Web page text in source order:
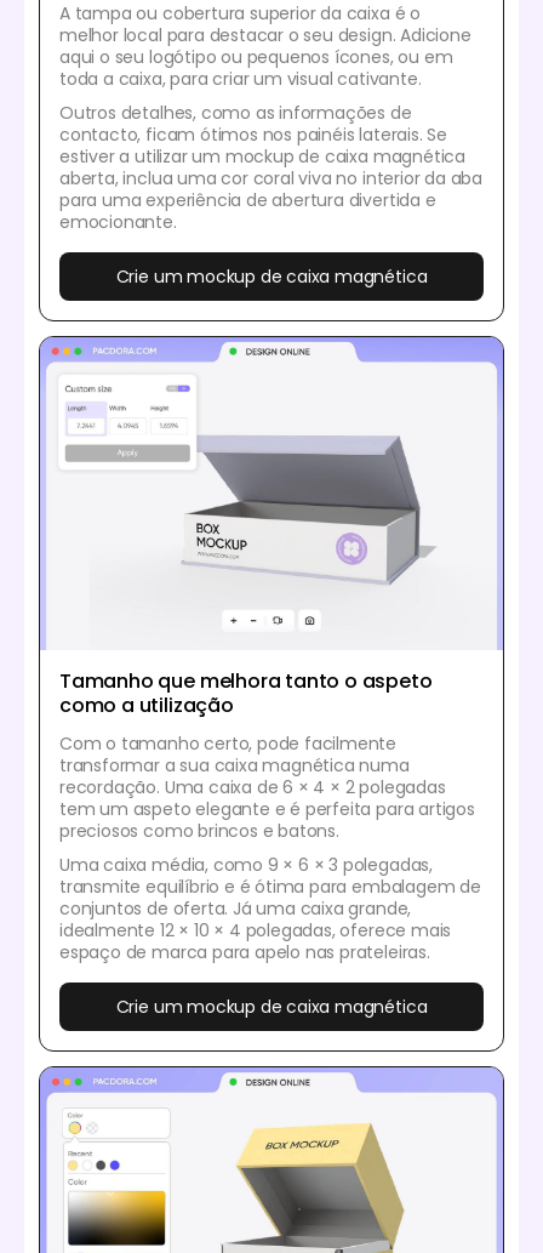
A tampa ou cobertura superior da caixa é o
melhor local para destacar o seu design. Adicione
aqui o seu logótipo ou pequenos ícones, ou em
toda a caixa, para criar um visual cativante.
Outros detalhes, como as informações de
contacto, ficam ótimos nos painéis laterais. Se
estiver a utilizar um mockup de caixa magnética
aberta, inclua uma cor coral viva no interior da aba
para uma experiência de abertura divertida e
emocionante.
Crie um mockup de caixa magnética
Tamanho que melhora tanto o aspeto
como a utilização
Com o tamanho certo, pode facilmente
transformar a sua caixa magnética numa
recordação. Uma caixa de 6 × 4 × 2 polegadas
tem um aspeto elegante e é perfeita para artigos
preciosos como brincos e batons.
Uma caixa média, como 9 × 6 × 3 polegadas,
transmite equilíbrio e é ótima para embalagem de
conjuntos de oferta. Já uma caixa grande,
idealmente 12 × 10 × 4 polegadas, oferece mais
espaço de marca para apelo nas prateleiras.
Crie um mockup de caixa magnética